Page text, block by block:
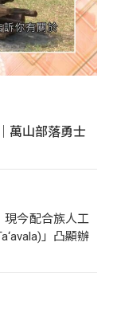
萬山部落勇士
現今配合族人工
」凸顯辦